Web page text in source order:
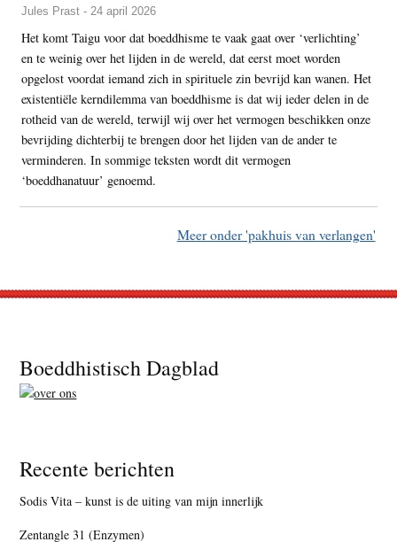
Jules Prast - 24 april 2026
Het komt Taigu voor dat boeddhisme te vaak gaat over ‘verlichting’
en te weinig over het lijden in de wereld, dat eerst moet worden
opgelost voordat iemand zich in spirituele zin bevrijd kan wanen. Het
existentiële kerndilemma van boeddhisme is dat wij ieder delen in de
rotheid van de wereld, terwijl wij over het vermogen beschikken onze
bevrijding dichterbij te brengen door het lijden van de ander te
verminderen. In sommige teksten wordt dit vermogen
‘boeddhanatuur’ genoemd.
Meer onder 'pakhuis van verlangen'
Footer
Boeddhistisch Dagblad
Recente berichten
Sodis Vita – kunst is de uiting van mijn innerlijk
Zentangle 31 (Enzymen)